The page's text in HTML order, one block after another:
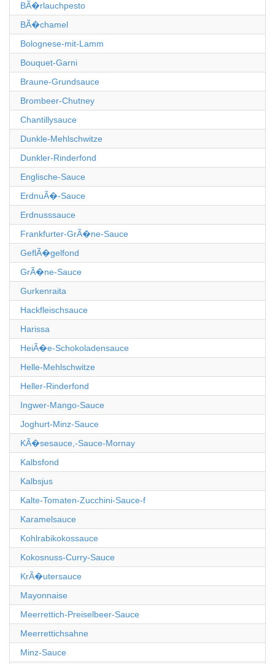
BÃ�rlauchpesto
BÃ�chamel
Bolognese-mit-Lamm
Bouquet-Garni
Braune-Grundsauce
Brombeer-Chutney
Chantillysauce
Dunkle-Mehlschwitze
Dunkler-Rinderfond
Englische-Sauce
ErdnuÃ�-Sauce
Erdnusssauce
Frankfurter-GrÃ�ne-Sauce
GeflÃ�gelfond
GrÃ�ne-Sauce
Gurkenraita
Hackfleischsauce
Harissa
HeiÃ�e-Schokoladensauce
Helle-Mehlschwitze
Heller-Rinderfond
Ingwer-Mango-Sauce
Joghurt-Minz-Sauce
KÃ�sesauce,-Sauce-Mornay
Kalbsfond
Kalbsjus
Kalte-Tomaten-Zucchini-Sauce-f
Karamelsauce
Kohlrabikokossauce
Kokosnuss-Curry-Sauce
KrÃ�utersauce
Mayonnaise
Meerrettich-Preiselbeer-Sauce
Meerrettichsahne
Minz-Sauce